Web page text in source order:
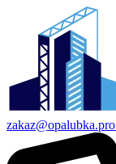
zakaz@opalubka.pro